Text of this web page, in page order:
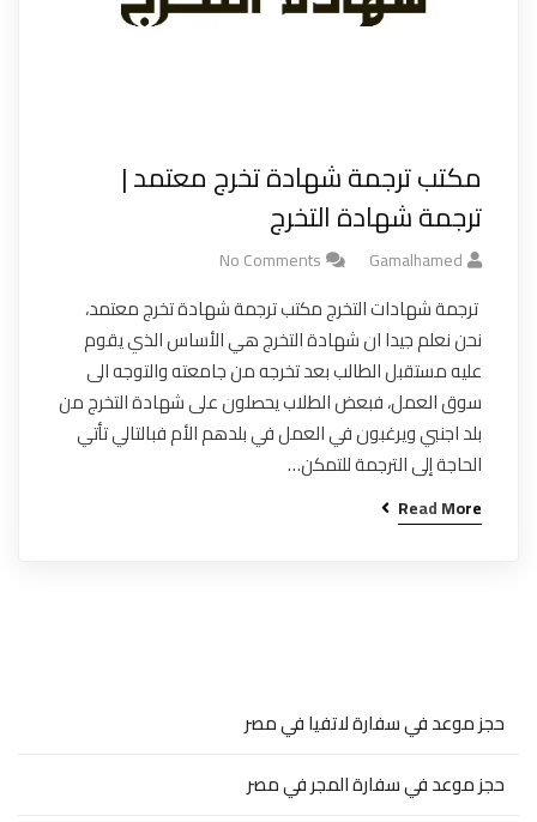
مكتب ترجمة شهادة تخرج معتمد |
ترجمة شهادة التخرج
Gamalhamed
No Comments
ترجمة شهادات التخرج مكتب ترجمة شهادة تخرج معتمد،
نحن نعلم جيدا ان شهادة التخرج هي الأساس الذي يقوم
عليه مستقبل الطالب بعد تخرجه من جامعته والتوجه الى
سوق العمل، فبعض الطلاب يحصلون على شهادة التخرج من
بلد اجنبي ويرغبون في العمل في بلدهم الأم فبالتالي تأتي
الحاجة إلى الترجمة للتمكن…
Read More
حجز موعد في سفارة لاتفيا في مصر
حجز موعد في سفارة المجر في مصر